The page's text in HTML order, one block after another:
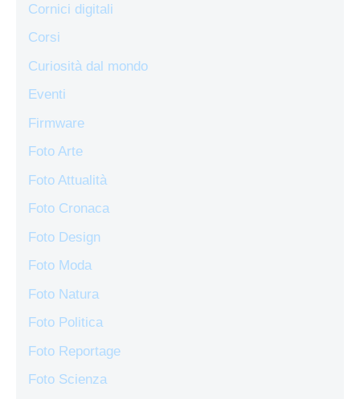
Cornici digitali
Corsi
Curiosità dal mondo
Eventi
Firmware
Foto Arte
Foto Attualità
Foto Cronaca
Foto Design
Foto Moda
Foto Natura
Foto Politica
Foto Reportage
Foto Scienza